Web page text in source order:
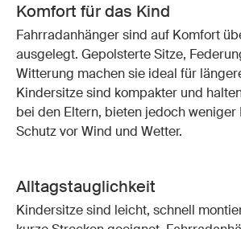
Komfort für das Kind
Fahrradanhänger sind auf Komfort
ausgelegt. Gepolsterte Sitze,
Witterung machen sie ideal für
Kindersitze sind kompakter und
bei den Eltern, bieten jedoch
Schutz vor Wind und Wetter.
Alltagstauglichkeit
Kindersitze sind leicht, schnell